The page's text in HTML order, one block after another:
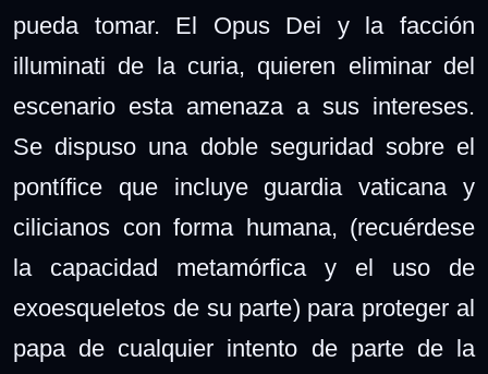
pueda tomar. El Opus Dei y la facción
illuminati de la curia, quieren eliminar del
escenario esta amenaza a sus intereses.
Se dispuso una doble seguridad sobre el
pontífice que incluye guardia vaticana y
cilicianos con forma humana, (recuérdese
la capacidad metamórfica y el uso de
exoesqueletos de su parte) para proteger al
papa de cualquier intento de parte de la